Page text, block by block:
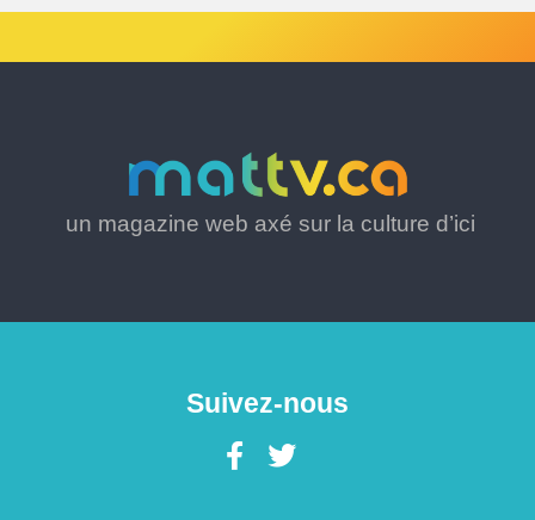
un magazine web axé sur la culture d’ici
Suivez-nous